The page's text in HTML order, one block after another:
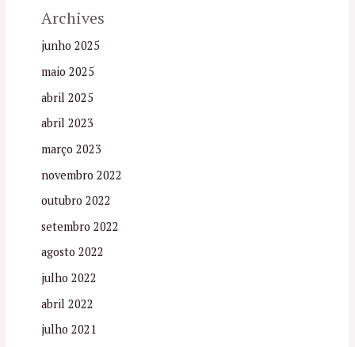
Archives
junho 2025
maio 2025
abril 2025
abril 2023
março 2023
novembro 2022
outubro 2022
setembro 2022
agosto 2022
julho 2022
abril 2022
julho 2021